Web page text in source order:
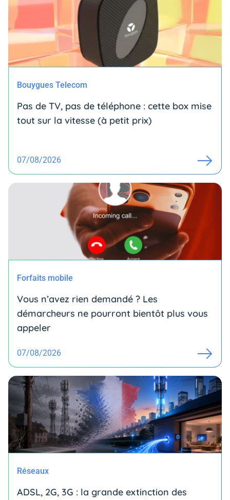
Bouygues Telecom
Pas de TV, pas de téléphone : cette box mise
tout sur la vitesse (à petit prix)
07/08/2026
Forfaits mobile
Vous n’avez rien demandé ? Les
démarcheurs ne pourront bientôt plus vous
appeler
07/08/2026
Réseaux
ADSL, 2G, 3G : la grande extinction des